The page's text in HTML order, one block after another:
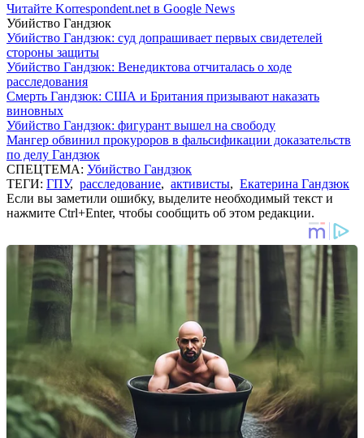
Читайте Korrespondent.net в Google News
Убийство Гандзюк
Убийство Гандзюк: суд допрашивает первых свидетелей
стороны защиты
Убийство Гандзюк: Венедиктова отчиталась о ходе
расследования
Смерть Гандзюк: США и Британия призывают наказать
виновных
Убийство Гандзюк: фигурант вышел на свободу
Мангер обвинил прокуроров в фальсификации доказательств
по делу Гандзюк
СПЕЦТЕМА: Убийство Гандзюк
ТЕГИ: ГПУ, расследование, активисты, Екатерина Гандзюк
Если вы заметили ошибку, выделите необходимый текст и
нажмите Ctrl+Enter, чтобы сообщить об этом редакции.